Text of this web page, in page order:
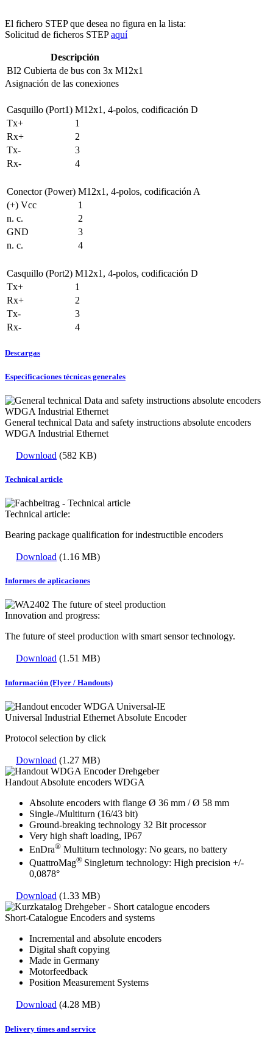
El fichero STEP que desea no figura en la lista:
Solicitud de ficheros STEPaquí
Descripción
BI2 Cubierta de bus con 3x M12x1
Asignación de las conexiones
Casquillo (Port1) M12x1, 4-polos, codificación D
Tx+
1
Rx+
2
Tx-
3
Rx-
4
Conector (Power) M12x1, 4-polos, codificación A
(+) Vcc
1
n. c.
2
GND
3
n. c.
4
Casquillo (Port2) M12x1, 4-polos, codificación D
Tx+
1
Rx+
2
Tx-
3
Rx-
4
Descargas
Especificaciones técnicas generales
General technical Data and safety instructions absolute encoders
WDGA Industrial Ethernet
Download (582 KB)
Technical article
Technical article:
Bearing package qualification for indestructible encoders
Download (1.16 MB)
Informes de aplicaciones
Innovation and progress:
The future of steel production with smart sensor technology.
Download (1.51 MB)
Información (Flyer / Handouts)
Universal Industrial Ethernet Absolute Encoder
Protocol selection by click
Download (1.27 MB)
Handout Absolute encoders WDGA
Absolute encoders with flange Ø 36 mm / Ø 58 mm
Single-/Multiturn (16/43 bit)
Ground-breaking technology 32 Bit processor
Very high shaft loading, IP67
EnDra® Multiturn technology: No gears, no battery
QuattroMag® Singleturn technology: High precision +/-
0,0878°
Download (1.33 MB)
Short-Catalogue Encoders and systems
Incremental and absolute encoders
Digital shaft copying
Made in Germany
Motorfeedback
Position Measurement Systems
Download (4.28 MB)
Delivery times and service